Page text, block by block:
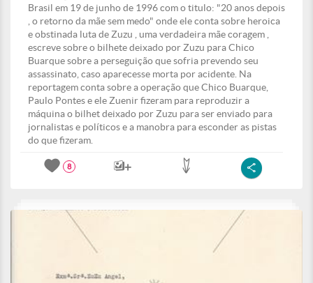
Brasil em 19 de junho de 1996 com o titulo: "20 anos depois
, o retorno da mãe sem medo" onde ele conta sobre heroica
e obstinada luta de Zuzu , uma verdadeira mãe coragem ,
escreve sobre o bilhete deixado por Zuzu para Chico
Buarque sobre a perseguição que sofria prevendo seu
assassinato, caso aparecesse morta por acidente. Na
reportagem conta sobre a operação que Chico Buarque,
Paulo Pontes e ele Zuenir fizeram para reproduzir a
máquina o bilhet deixado por Zuzu para ser enviado para
jornalistas e políticos e a manobra para esconder as pistas
do que fizeram.
8